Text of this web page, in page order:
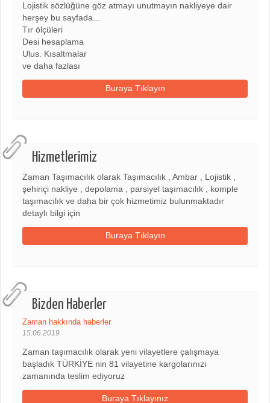
Lojistik sözlüğüne göz atmayı unutmayın nakliyeye dair
herşey bu sayfada...
Tır ölçüleri
Desi hesaplama
Ulus. Kısaltmalar
ve daha fazlası
Buraya Tıklayın
Hizmetlerimiz
Zaman Taşımacılık olarak Taşımacılık , Ambar , Lojistik ,
şehiriçi nakliye , depolama , parsiyel taşımacılık , komple
taşımacılık ve daha bir çok hizmetimiz bulunmaktadır
detaylı bilgi için
Buraya Tıklayın
Bizden Haberler
Zaman hakkında haberler
15.06.2019
Zaman taşımacılık olarak yeni vilayetlere çalışmaya
başladık TÜRKİYE nin 81 vilayetine kargolarınızı
zamanında teslim ediyoruz
Buraya Tıklayınız